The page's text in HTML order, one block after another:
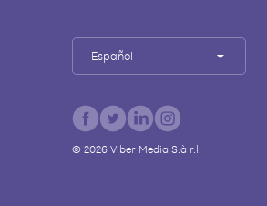
Español
© 2026Viber Media S.à r.l.